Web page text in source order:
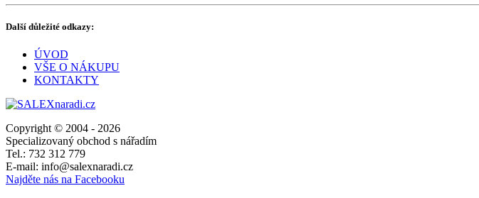
Další důležité odkazy:
ÚVOD
VŠE O NÁKUPU
KONTAKTY
Copyright © 2004 - 2026
Specializovaný obchod s nářadím
Tel.: 732 312 779
E-mail: info@salexnaradi.cz
Najděte nás na Facebooku